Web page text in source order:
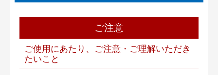
ご注意
ご使用にあたり、ご注意・ご理解いただき
たいこと